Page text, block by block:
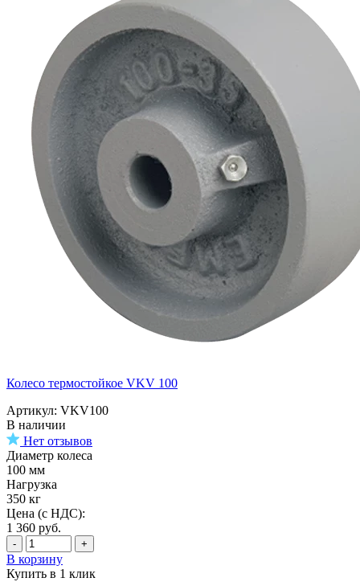
Колесо термостойкое VKV 100
Артикул: VKV100
В наличии
Нет отзывов
Диаметр колеса
100 мм
Нагрузка
350 кг
Цена (с НДС):
1 360 руб.
- +
В корзину
Купить в 1 клик